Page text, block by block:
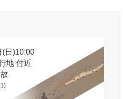
(日)10:00
地 付近